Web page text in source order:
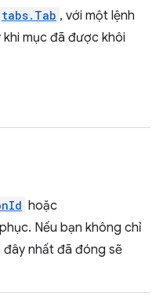
tabs.Tab , với một lệnh
mục đã được khôi
hoặc
Nếu bạn không chỉ
đây nhất đã đóng sẽ